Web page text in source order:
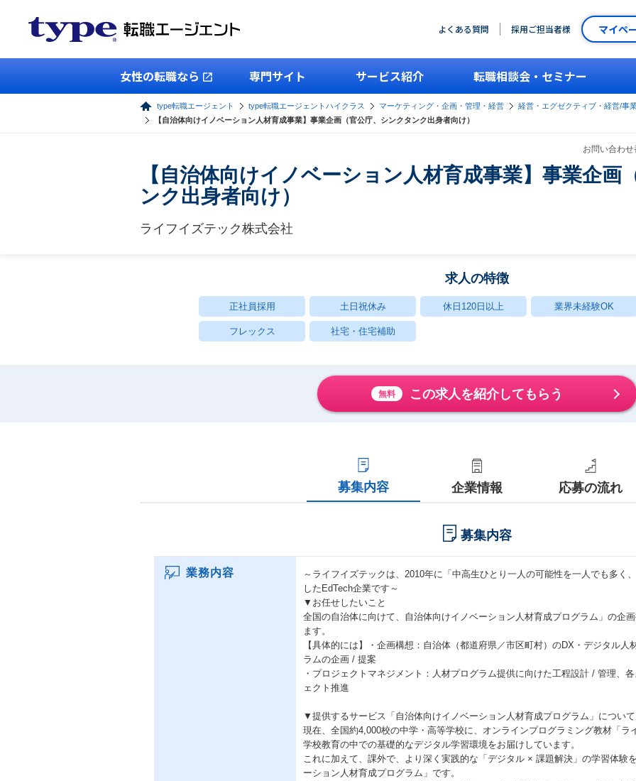
よくある質問 採用ご担当者様 マイペ
女性の転職なら 専門サイト サービス紹介 転職相談会・セミナー
type転職エージェント type転職エージェントハイクラス マーケティング・企画・管理・経営
経営・エグゼクティブ・経営/事
【自治体向けイノベーション人材育成事業】事業企画（官公庁、シンクタンク出身者向け）
お問い合わ
【自治体向けイノベーション人材育成事業】事業企画
ンク出身者向け）
ライフイズテック株式会社
求人の特徴
正社員採用 土日祝休み 休日120日以上 業界未経験OK
フレックス 社宅・住宅補助
無料 この求人を紹介してもらう
募集内容 企業情報 応募の流れ
募集内容
業務内容
～ライフイズテックは、2010年に「中高生ひとり一人の可能性を一人でも多く
したEdTech企業です～
▼お任せしたいこと
全国の自治体に向けて、自治体向けイノベーション人材育成プログラム」の企
ます。
【具体的には】・企画構想：自治体（都道府県／市区町村）のDX・デジタル
ラムの企画 / 提案
・プロジェクトマネジメント：人材プログラム提供に向けた工程設計 / 管理、
ェクト推進
▼提供するサービス「自治体向けイノベーション人材育成プログラム」について
現在、全国約4,000校の中学・高等学校に、オンラインプログラミング教材「ラ
学校教育の中での基礎的なデジタル学習環境をお届けしています。
これに加えて、課外で、より深く実践的な「デジタル × 課題解決」の学習体験
ーション人材育成プログラム」です。